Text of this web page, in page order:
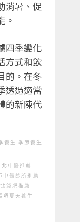
消暑、促
。
四季變化
方式和飲
的。在冬
透過適當
的新陳代
養生
季節養生
北中醫推薦
中醫診所推薦
減肥推薦
項 夏天養生